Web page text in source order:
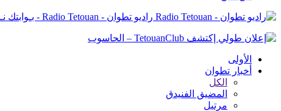
راديو تطوان - Radio Tetouan - بـوابتك نـحو الخبر
الأولى
أخبار تطوان
الكل
المضيق الفنيدق
مرتيل